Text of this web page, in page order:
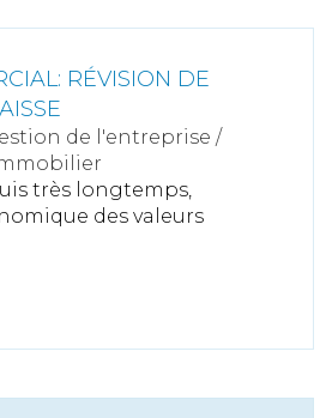
RÉVISION DE
de l'entreprise /
très longtemps,
des valeurs